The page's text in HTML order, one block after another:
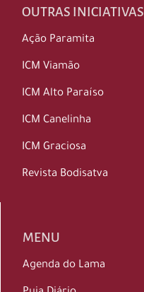
OUTRAS INICIATIVAS
Ação Paramita
ICM Viamão
ICM Alto Paraíso
ICM Canelinha
ICM Graciosa
Revista Bodisatva
MENU
Agenda do Lama